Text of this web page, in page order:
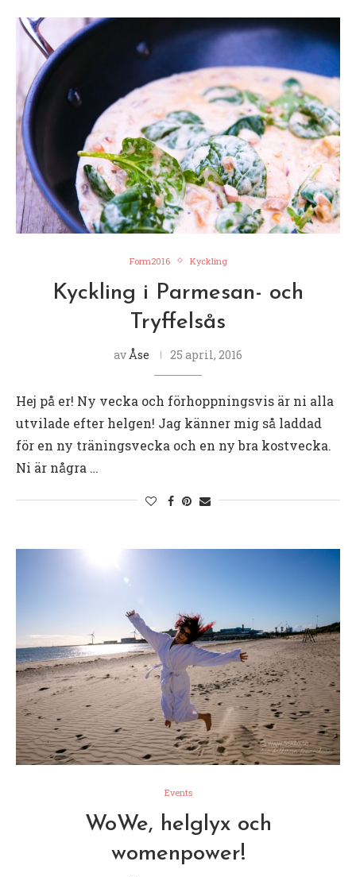
Form2016 Kyckling
Kyckling i Parmesan- och
Tryffelsås
av Åse 25 april, 2016
Hej på er! Ny vecka och förhoppningsvis är ni alla
utvilade efter helgen! Jag känner mig så laddad
för en ny träningsvecka och en ny bra kostvecka.
Ni är några …
Events
WoWe, helglyx och
womenpower!